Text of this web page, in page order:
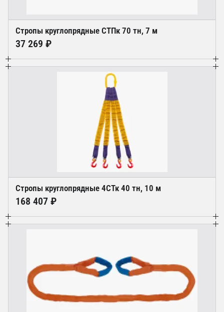
Стропы круглопрядные СТПк 70 тн, 7 м
37 269 ₽
Стропы круглопрядные 4СТк 40 тн, 10 м
168 407 ₽